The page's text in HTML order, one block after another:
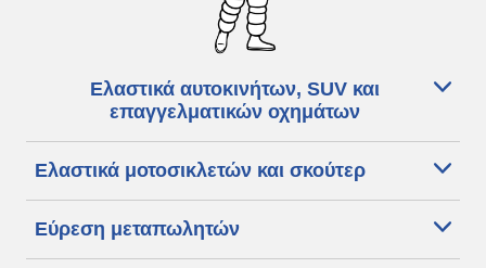
Ελαστικά αυτοκινήτων, SUV και
επαγγελματικών οχημάτων
Ελαστικά μοτοσικλετών και σκούτερ
Εύρεση μεταπωλητών